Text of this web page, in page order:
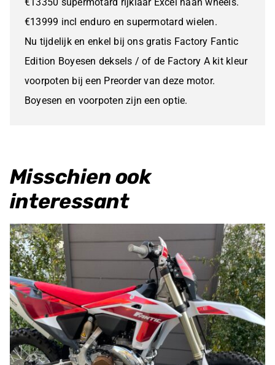
€13999 incl enduro en supermotard wielen.
Nu tijdelijk en enkel bij ons gratis Factory Fantic
Edition Boyesen deksels / of de Factory A kit kleur
voorpoten bij een Preorder van deze motor.
Boyesen en voorpoten zijn een optie.
Misschien ook
interessant